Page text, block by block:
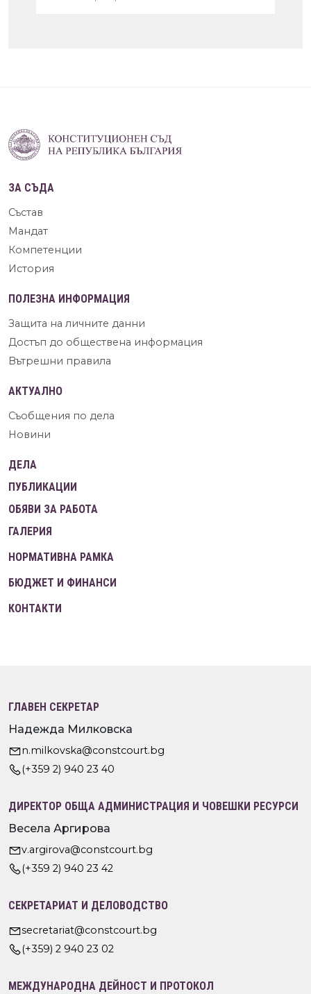
ЗА СЪДА
Състав
Мандат
Компетенции
История
ПОЛЕЗНА ИНФОРМАЦИЯ
Защита на личните данни
Достъп до обществена информация
Вътрешни правила
АКТУАЛНО
Съобщения по дела
Новини
ДЕЛА
ПУБЛИКАЦИИ
ОБЯВИ ЗА РАБОТА
ГАЛЕРИЯ
НОРМАТИВНА РАМКА
БЮДЖЕТ И ФИНАНСИ
КОНТАКТИ
ГЛАВЕН СЕКРЕТАР
Надежда Милковска
n.milkovska@constcourt.bg
(+359 2) 940 23 40
ДИРЕКТОР ОБЩА АДМИНИСТРАЦИЯ И ЧОВЕШКИ РЕСУРСИ
Весела Аргирова
v.argirova@constcourt.bg
(+359 2) 940 23 42
СЕКРЕТАРИАТ И ДЕЛОВОДСТВО
secretariat@constcourt.bg
(+359) 2 940 23 02
МЕЖДУНАРОДНА ДЕЙНОСТ И ПРОТОКОЛ